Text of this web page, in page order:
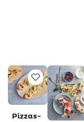
Ajouter à vos
Pizzas-